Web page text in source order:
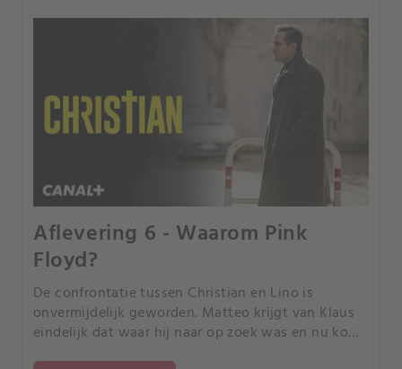
Aflevering 6 - Waarom Pink
Floyd?
De confrontatie tussen Christian en Lino is
onvermijdelijk geworden. Matteo krijgt van Klaus
eindelijk dat waar hij naar op zoek was en nu komt